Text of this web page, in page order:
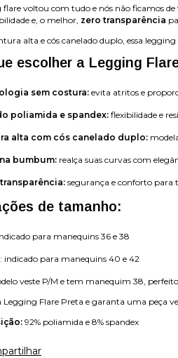
voltou com tudo e nós não ficamos
e, o melhor, zero transparência
alta e cós canelado duplo, essa
escolher a Legging
sem costura:evita atritos e
poliamida e spandex: flexibilidade e
alta com cós canelado duplo:
bumbum: realça suas curvas com
segurança e conforto para
de tamanho:
para manequins 36 e 38
indicado para manequins 40 e 42
veste P/M e tem manequim 38,
Legging Flare Preta e garanta uma peça
92% poliamida e 8% spandex